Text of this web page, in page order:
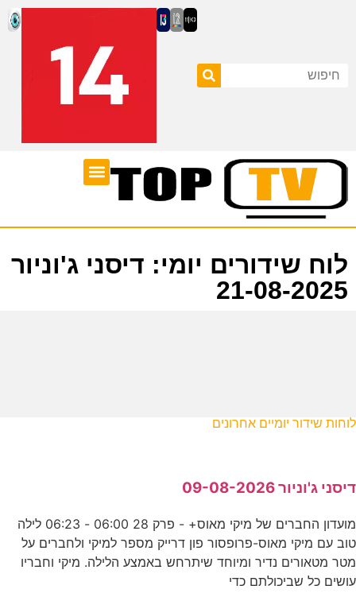
לוח שידורים יומי: דיסני ג'וניור
21-08-2025
לוחות שידור יומיים אחרונים
דיסני ג'וניור 09-08-2026
מועדון החברים של מיקי מאוס+ - פרק 28 06:00 - 06:23 לילה
טוב עם מיקי מאוס-פרופסור פון דרייק מספר למיקי ולחברים על
מטר מטאורים נדיר ומיוחד שיתרחש באמצע הלילה. מיקי וחבריו
עושים כל שביכולתם כדי